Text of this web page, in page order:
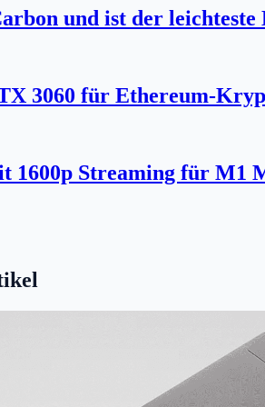
und ist der
3060 für Ethereum-
1600p Streaming für M1